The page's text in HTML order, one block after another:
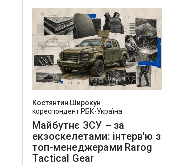
Костянтин Широкун
кореспондент РБК-Україна
Майбутнє ЗСУ – за
екзоскелетами: інтерв'ю з
топ-менеджерами Rarog
Tactical Gear